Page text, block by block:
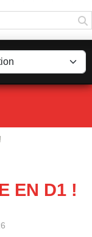
EN D1 !